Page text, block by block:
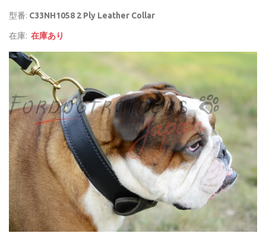
型番: C33NH1058 2 Ply Leather Collar
在庫: 在庫あり